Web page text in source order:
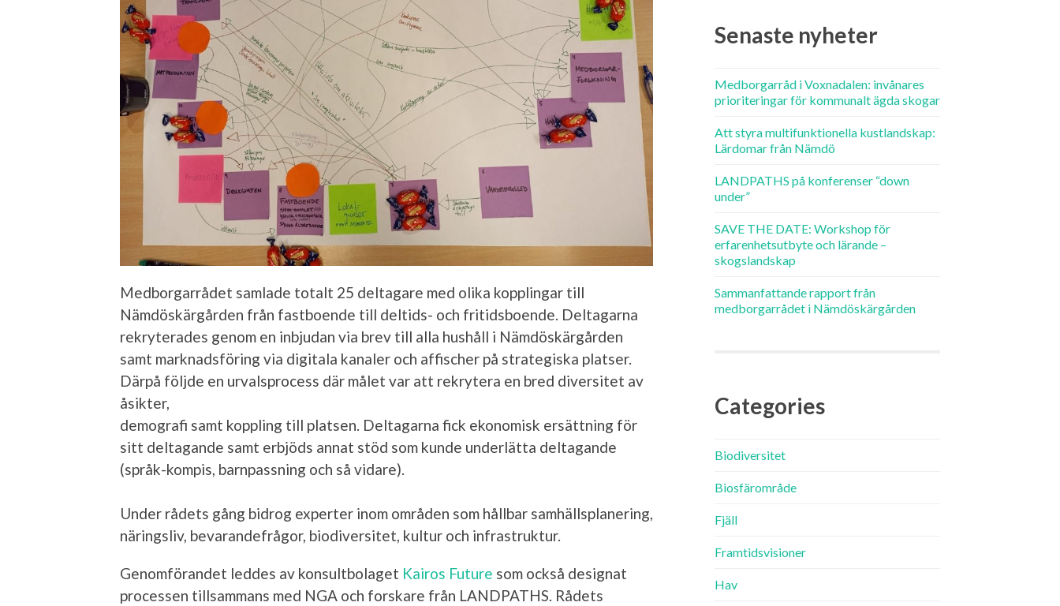
Medborgarrådet samlade totalt 25 deltagare med olika kopplingar till
Nämdöskärgården från fastboende till deltids- och fritidsboende. Deltagarna
rekryterades genom en inbjudan via brev till alla hushåll i Nämdöskärgården
samt marknadsföring via digitala kanaler och affischer på strategiska platser.
Därpå följde en urvalsprocess där målet var att rekrytera en bred diversitet av
åsikter,
demografi samt koppling till platsen. Deltagarna fick ekonomisk ersättning för
sitt deltagande samt erbjöds annat stöd som kunde underlätta deltagande
(språk-kompis, barnpassning och så vidare).
Under rådets gång bidrog experter inom områden som hållbar samhällsplanering,
näringsliv, bevarandefrågor, biodiversitet, kultur och infrastruktur.
Genomförandet leddes av konsultbolaget Kairos Future som också designat
processen tillsammans med NGA och forskare från LANDPATHS. Rådets
Senaste nyheter
Medborgarråd i Voxnadalen: invånares
prioriteringar för kommunalt ägda skogar
Att styra multifunktionella kustlandskap:
Lärdomar från Nämdö
LANDPATHS på konferenser “down
under”
SAVE THE DATE: Workshop för
erfarenhetsutbyte och lärande –
skogslandskap
Sammanfattande rapport från
medborgarrådet i Nämdöskärgården
Categories
Biodiversitet
Biosfärområde
Fjäll
Framtidsvisioner
Hav